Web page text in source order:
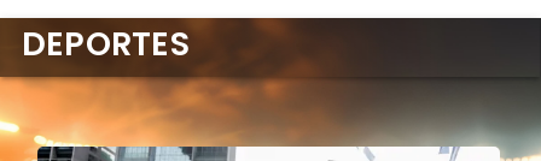
DEPORTES